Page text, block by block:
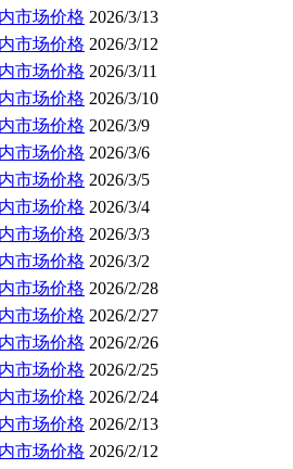
市场价格 2026/3/13
市场价格 2026/3/12
市场价格 2026/3/11
市场价格 2026/3/10
市场价格 2026/3/9
市场价格 2026/3/6
市场价格 2026/3/5
市场价格 2026/3/4
市场价格 2026/3/3
市场价格 2026/3/2
市场价格 2026/2/28
市场价格 2026/2/27
市场价格 2026/2/26
市场价格 2026/2/25
市场价格 2026/2/24
市场价格 2026/2/13
市场价格 2026/2/12